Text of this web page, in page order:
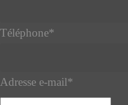
Téléphone*
Adresse e-mail*